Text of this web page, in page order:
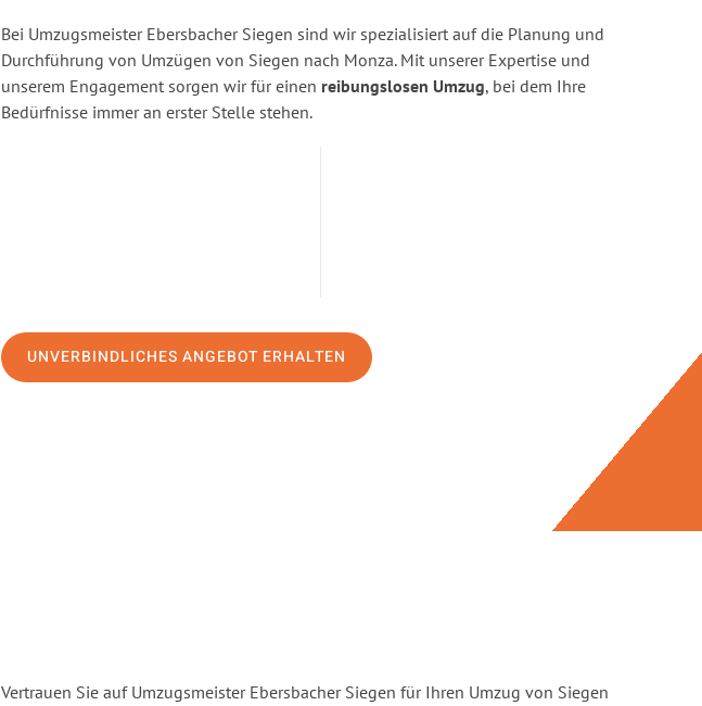
Bei Umzugsmeister Ebersbacher Siegen sind wir spezialisiert auf die Planung und
Durchführung von Umzügen von Siegen nach Monza. Mit unserer Expertise und
unserem Engagement sorgen wir für einen reibungslosen Umzug, bei dem Ihre
Bedürfnisse immer an erster Stelle stehen.
UNVERBINDLICHES ANGEBOT ERHALTEN
Vertrauen Sie auf Umzugsmeister Ebersbacher Siegen für Ihren Umzug von Siegen